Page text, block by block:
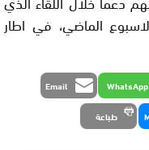
الماضي، في اطار
WhatsApp
Email
طباعة